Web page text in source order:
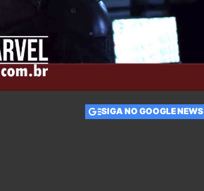
SIGA NO GOOGLE NEWS